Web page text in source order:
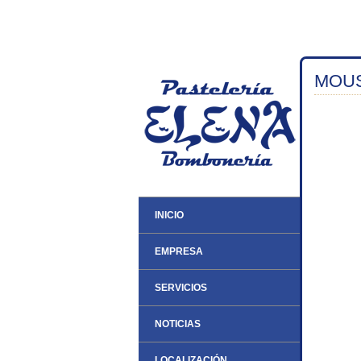
INICIO
EMPRESA
SERVICIOS
NOTICIAS